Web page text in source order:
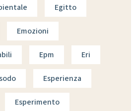
Egitto
Emozioni
Epm Eri
Esperienza
Esperimento